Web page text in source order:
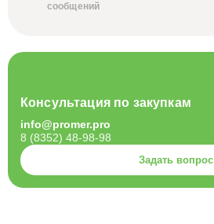
сообщений
Консультация по закупкам
info@promer.pro
8 (8352) 48-98-98
Задать вопрос